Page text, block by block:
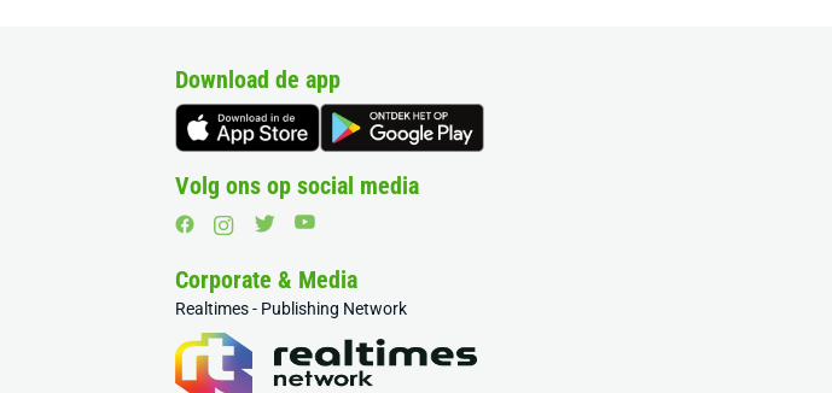
Download de app
Volg ons op social media
Corporate & Media
Realtimes - Publishing Network